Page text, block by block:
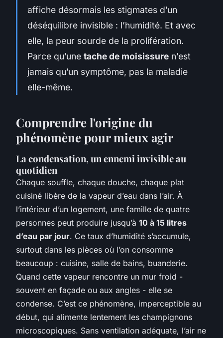
affiche désormais les stigmates d’un
déséquilibre invisible : l’humidité. Et avec
elle, la peur sourde de la prolifération.
Parce qu’une tache de moisissure n’est
jamais qu’un symptôme, pas la maladie
elle-même.
Comprendre l'origine du
phénomène pour mieux agir
La condensation, un ennemi invisible au
quotidien
Chaque souffle, chaque douche, chaque plat
cuisiné libère de la vapeur d’eau dans l’air. À
l’intérieur d’un logement, une famille de quatre
personnes peut produire jusqu’à 10 à 15 litres
d’eau par jour. Ce taux d’humidité s’accumule,
surtout dans les pièces où l’on consomme
beaucoup : cuisine, salle de bains, buanderie.
Quand cette vapeur rencontre un mur froid -
souvent en façade ou aux angles - elle se
condense. C’est ce phénomène, imperceptible au
début, qui alimente lentement les champignons
microscopiques. Sans ventilation adéquate, l’air ne